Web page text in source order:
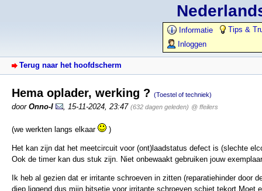
Informatie
Tips &
Inloggen
Terug naar het hoofdscherm
Hema oplader, werking ? (Toestel of techniek)
door Onno-I 15-11-2024, 23:47 (632 dagen geleden) @ ffeilers
(we werkten langs elkaar )
Het kan zijn dat het meetcircuit voor (ont)laadstatus defect is (slechte
Ook de timer kan dus stuk zijn. Niet onbewaakt gebruiken jouw
Ik heb al gezien dat er irritante schroeven in zitten (reparatiehinder door
diep liggend dus mijn bitsetje voor irritante schroeven schiet tekort.Moet